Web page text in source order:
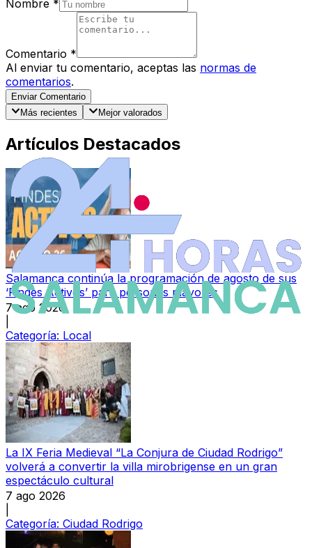
Nombre *
Comentario *
Al enviar tu comentario, aceptas las normas de
comentarios.
Enviar Comentario
Más recientes
Mejor valorados
Artículos Destacados
Salamanca continúa la programación de agosto de sus
‘Findes Activos’ para personas mayores
7 ago 2026
Categoría: Local
La IX Feria Medieval “La Conjura de Ciudad Rodrigo”
volverá a convertir la villa mirobrigense en un gran
espectáculo cultural
7 ago 2026
Categoría: Ciudad Rodrigo